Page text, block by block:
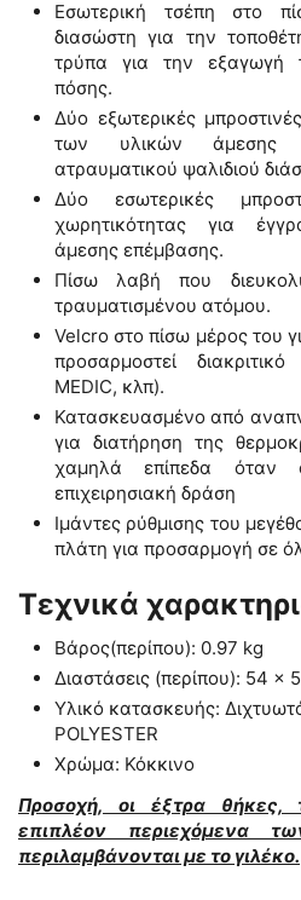
Εσωτερική τσέπη στο
διασώστη για την
τρύπα για την εξαγωγή
πόσης.
Δύο εξωτερικές
των υλικών άμεσης
ατραυματικού ψαλιδιού
Δύο εσωτερικές
χωρητικότητας για
άμεσης επέμβασης.
Πίσω λαβή που
τραυματισμένου ατόμου.
Velcro στο πίσω μέρος του
προσαρμοστεί
MEDIC, κλπ).
Κατασκευασμένο από
για διατήρηση της
χαμηλά επίπεδα
επιχειρησιακή δράση
Ιμάντες ρύθμισης του
πλάτη για προσαρμογή σε
Τεχνικά
Βάρος(περίπου): 0.97 kg
Διαστάσεις (περίπου): 54 ×
Υλικό κατασκευής:
POLYESTER
Χρώμα: Κόκκινο
Προσοχή, οι έξτρα θήκες,
επιπλέον περιεχόμενα
περιλαμβάνονται με το γιλέκο.